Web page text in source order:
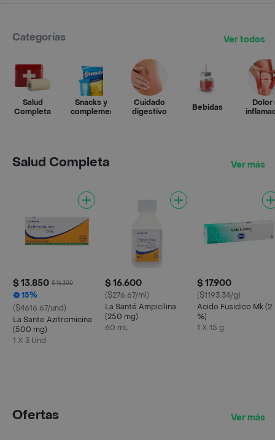
Categorías Ver todos
Salud
Completa
Snacks y
complementos
Cuidado
digestivo
Bebidas
Dolor
Salud Completa Ver más
$ 13.850 $ 16.300
15%
($4616.67/und)
La Sante Azitromicina
(500 mg)
1 X 3 Und
$ 16.600
($276.67/ml)
La Santé Ampicilina
(250 mg)
60 mL
$ 17.900
($1193.34/g)
Acido Fusidico Mk (2
%)
1 X 15 g
Ofertas Ver más